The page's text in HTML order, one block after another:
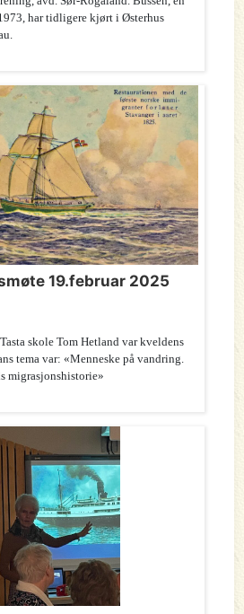
har tidligere kjørt i Østerhus
19.februar 2025
skole Tom Hetland var kveldens
tema var: «Menneske på vandring.
migrasjonshistorie»